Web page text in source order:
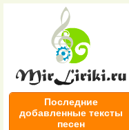
Последние
добавленные тексты
песен